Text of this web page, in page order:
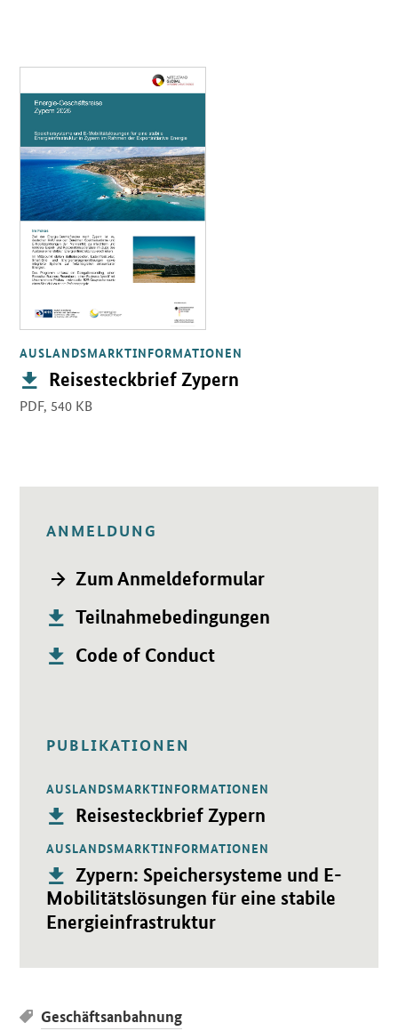
AUSLANDSMARKTINFORMATIONEN
Publikation:
Reisesteckbrief Zypern
PDF, 540 KB
Öffnet PDF "Reisesteckbrief Zypern" in neuem Fenster.
ANMELDUNG
→ Zum Anmeldeformular
Öffnet Einzelsicht
Publikation:
Teilnahmebedingungen
Öffnet PDF "Teilnahmebedingungen" in neuem Fenster.
Publikation:
Code of Conduct
Öffnet PDF "Code of Conduct" in neuem Fenster.
PUBLIKATIONEN
AUSLANDSMARKTINFORMATIONEN
Publikation:
Reisesteckbrief Zypern
Öffnet PDF "Reisesteckbrief Zypern" in neuem Fenster.
AUSLANDSMARKTINFORMATIONEN
Publikation:
Zypern: Speichersysteme und E-
Mobilitätslösungen für eine stabile
Energieinfrastruktur
Öffnet PDF "Zypern: Speichersysteme und E-
Geschäftsanbahnung